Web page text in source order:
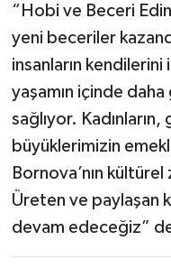
“Hobi ve Beceri
yeni beceriler
insanların
yaşamın içinde daha
sağlıyor.
büyüklerimizin
Bornova’nın
Üreten ve paylaşan
devam edeceğiz”